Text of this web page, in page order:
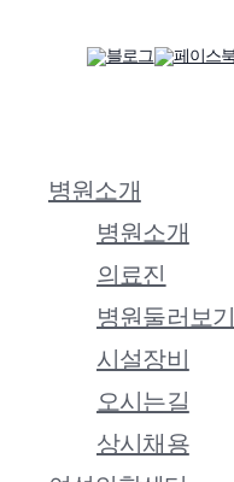
병원소개
병원소개
의료진
병원둘러보기
시설장비
오시는길
상시채용